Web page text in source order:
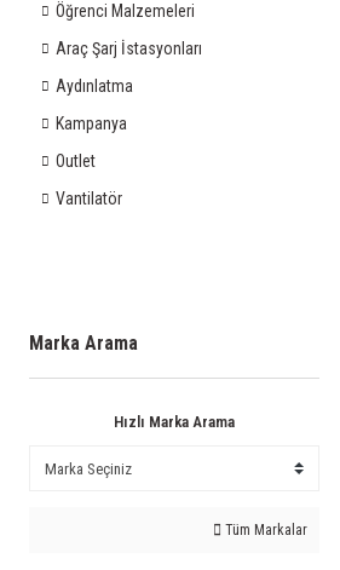
Öğrenci Malzemeleri
Araç Şarj İstasyonları
Aydınlatma
Kampanya
Outlet
Vantilatör
Marka Arama
Hızlı Marka Arama
Tüm Markalar